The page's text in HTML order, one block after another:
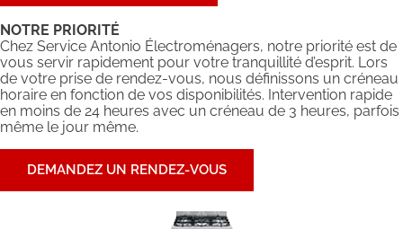
NOTRE PRIORITÉ
Chez Service Antonio Électroménagers, notre priorité est de
vous servir rapidement pour votre tranquillité d’esprit. Lors
de votre prise de rendez-vous, nous définissons un créneau
horaire en fonction de vos disponibilités. Intervention rapide
en moins de 24 heures avec un créneau de 3 heures, parfois
même le jour même.
DEMANDEZ UN RENDEZ-VOUS